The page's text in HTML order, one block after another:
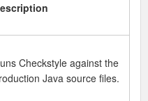
Checkstyle against the
Java source files.